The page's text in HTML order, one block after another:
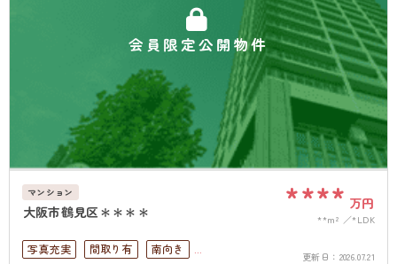
会員限定公開物件
マンション
大阪市鶴見区＊＊＊＊ **** 万円
**m² *LDK
写真充実 間取り有
南向き
更新日： 2026.07.21